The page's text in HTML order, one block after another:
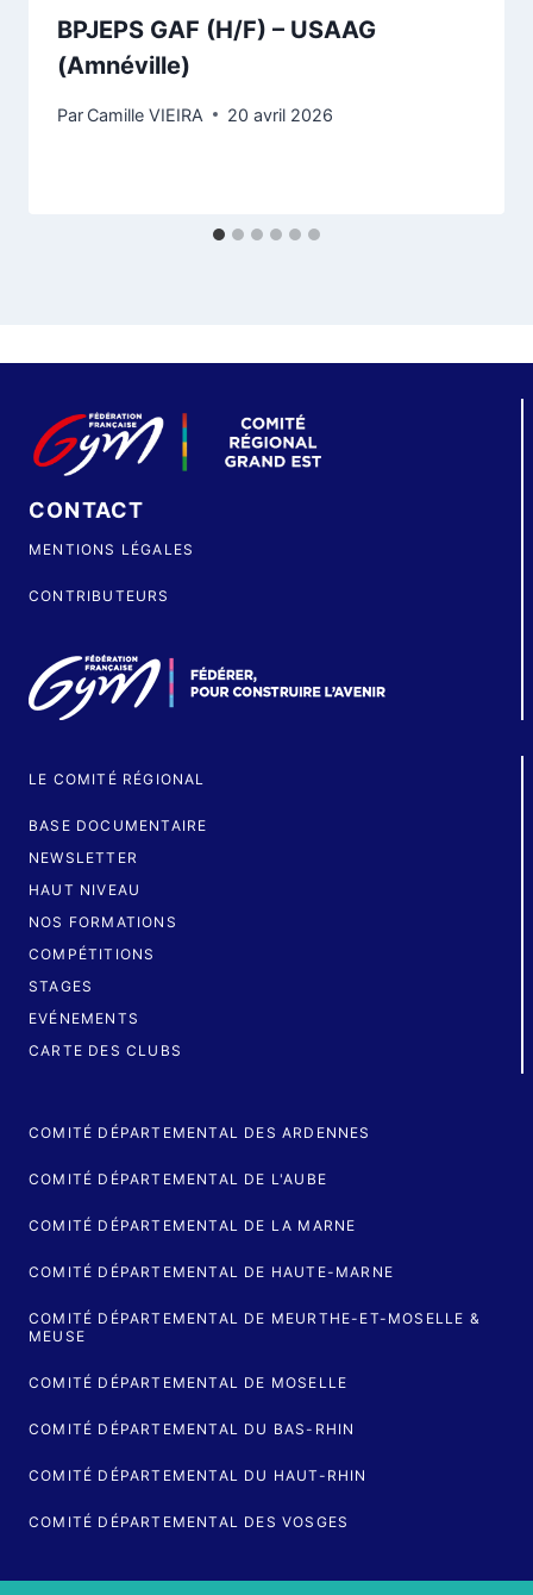
BPJEPS GAF (H/F) – USAAG
(Amnéville)
Par Camille VIEIRA 20 avril 2026
CONTACT
MENTIONS LÉGALES
CONTRIBUTEURS
LE COMITÉ RÉGIONAL
BASE DOCUMENTAIRE
NEWSLETTER
HAUT NIVEAU
NOS FORMATIONS
COMPÉTITIONS
STAGES
EVÉNEMENTS
CARTE DES CLUBS
COMITÉ DÉPARTEMENTAL DES ARDENNES
COMITÉ DÉPARTEMENTAL DE L'AUBE
COMITÉ DÉPARTEMENTAL DE LA MARNE
COMITÉ DÉPARTEMENTAL DE HAUTE-MARNE
COMITÉ DÉPARTEMENTAL DE MEURTHE-ET-MOSELLE &
MEUSE
COMITÉ DÉPARTEMENTAL DE MOSELLE
COMITÉ DÉPARTEMENTAL DU BAS-RHIN
COMITÉ DÉPARTEMENTAL DU HAUT-RHIN
COMITÉ DÉPARTEMENTAL DES VOSGES